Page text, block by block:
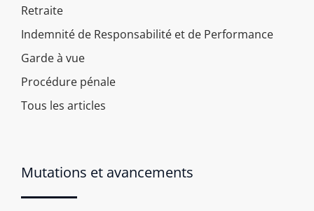
Retraite
Indemnité de Responsabilité et de Performance
Garde à vue
Procédure pénale
Tous les articles
Mutations et avancements